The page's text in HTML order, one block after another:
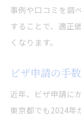
事例や口コミを調
することで、適正
くなります。
ビザ申請の手
近年、ビザ申請に
東京都でも2024年